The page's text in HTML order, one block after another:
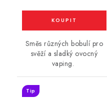
Směs různých bobulí pro
svěží a sladký ovocný
vaping.
Tip